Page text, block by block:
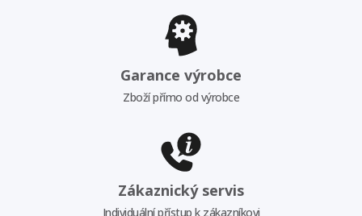
Garance výrobce
Zboží přímo od výrobce
Zákaznický servis
Individuální přístup k zákazníkovi